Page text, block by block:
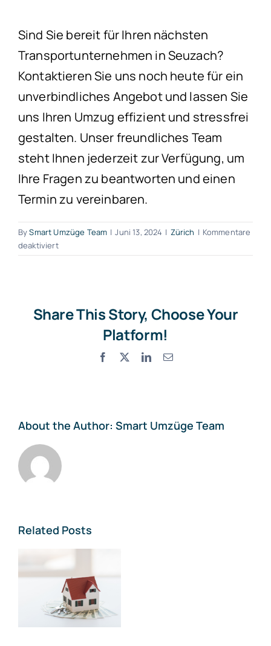
Sind Sie bereit für Ihren nächsten
Transportunternehmen in Seuzach?
Kontaktieren Sie uns noch heute für ein
unverbindliches Angebot und lassen Sie
uns Ihren Umzug effizient und stressfrei
gestalten. Unser freundliches Team
steht Ihnen jederzeit zur Verfügung, um
Ihre Fragen zu beantworten und einen
Termin zu vereinbaren.
BySmart Umzüge Team | Juni 13, 2024 | Zürich | Kommentare
deaktiviertfür
Transportunternehmen
Share This Story, Choose Your
Platform!
Facebook LinkedInEmail
About the Author: Smart Umzüge Team
Related Posts